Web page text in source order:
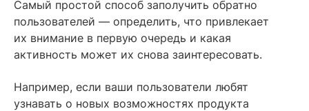
Самый простой способ заполучить обратно
пользователей — определить, что привлекает
их внимание в первую очередь и какая
активность может их снова заинтересовать.
Например, если ваши пользователи любят
узнавать о новых возможностях продукта